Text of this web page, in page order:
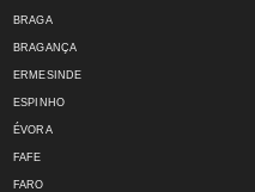
BRAGA
BRAGANÇA
ERMESINDE
ESPINHO
ÉVORA
FAFE
FARO